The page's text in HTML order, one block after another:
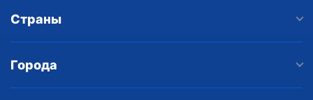
Страны
Города